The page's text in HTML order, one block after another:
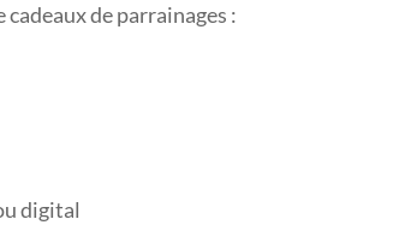
cadeaux de parrainages :
digital